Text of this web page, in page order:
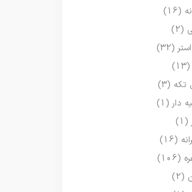
(16)
(2)
(32)
(13)
تکه (3)
دار (1)
(1)
(16)
(106)
(2)